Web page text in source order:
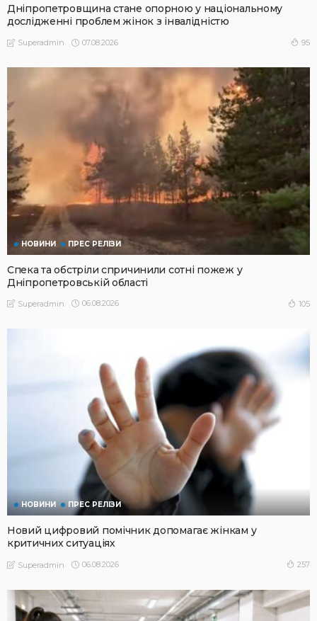
Дніпропетровщина стане опорною у національному
дослідженні проблем жінок з інвалідністю
Superadmin 07.08.2026 95
НОВИНИ ПРЕС РЕЛІЗИ
Спека та обстріли спричинили сотні пожеж у
Дніпропетровській області
Superadmin 06.08.2026 105
НОВИНИ ПРЕС РЕЛІЗИ
Новий цифровий помічник допомагає жінкам у
критичних ситуаціях
Superadmin 06.08.2026 257